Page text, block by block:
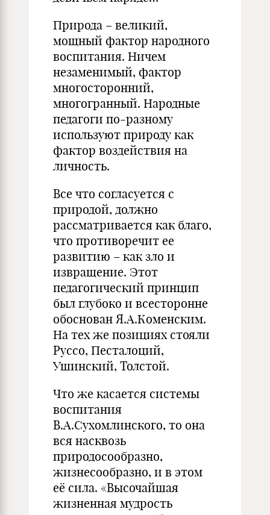
Природа – великий,
мощный фактор народного
воспитания. Ничем
незаменимый, фактор
многосторонний,
многогранный. Народные
педагоги по-разному
используют природу как
фактор воздействия на
личность.
Все что согласуется с
природой, должно
рассматривается как благо,
что противоречит ее
развитию – как зло и
извращение. Этот
педагогический принцип
был глубоко и всесторонне
обоснован Я.А.Коменским.
На тех же позициях стояли
Руссо, Песталоций,
Ушинский, Толстой.
Что же касается системы
воспитания
В.А.Сухомлинского, то она
вся насквозь
природосообразно,
жизнесообразно, и в этом
её сила. «Высочайшая
жизненная мудрость